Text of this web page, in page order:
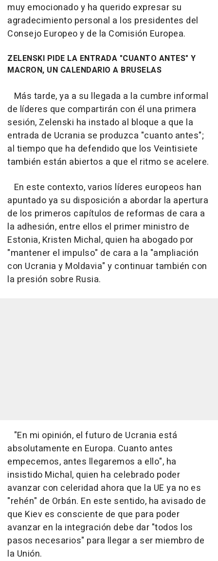
muy emocionado y ha querido expresar su
agradecimiento personal a los presidentes del
Consejo Europeo y de la Comisión Europea.
ZELENSKI PIDE LA ENTRADA "CUANTO ANTES" Y
MACRON, UN CALENDARIO A BRUSELAS
Más tarde, ya a su llegada a la cumbre informal
de líderes que compartirán con él una primera
sesión, Zelenski ha instado al bloque a que la
entrada de Ucrania se produzca "cuanto antes";
al tiempo que ha defendido que los Veintisiete
también están abiertos a que el ritmo se acelere.
En este contexto, varios líderes europeos han
apuntado ya su disposición a abordar la apertura
de los primeros capítulos de reformas de cara a
la adhesión, entre ellos el primer ministro de
Estonia, Kristen Michal, quien ha abogado por
"mantener el impulso" de cara a la "ampliación
con Ucrania y Moldavia" y continuar también con
la presión sobre Rusia.
"En mi opinión, el futuro de Ucrania está
absolutamente en Europa. Cuanto antes
empecemos, antes llegaremos a ello", ha
insistido Michal, quien ha celebrado poder
avanzar con celeridad ahora que la UE ya no es
"rehén" de Orbán. En este sentido, ha avisado de
que Kiev es consciente de que para poder
avanzar en la integración debe dar "todos los
pasos necesarios" para llegar a ser miembro de
la Unión.